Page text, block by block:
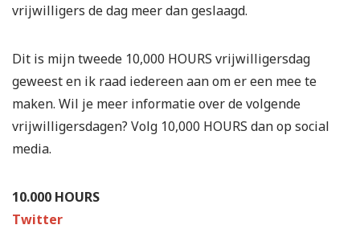
vrijwilligers de dag meer dan geslaagd.
Dit is mijn tweede 10,000 HOURS vrijwilligersdag
geweest en ik raad iedereen aan om er een mee te
maken. Wil je meer informatie over de volgende
vrijwilligersdagen? Volg 10,000 HOURS dan op social
media.
10.000 HOURS
Twitter